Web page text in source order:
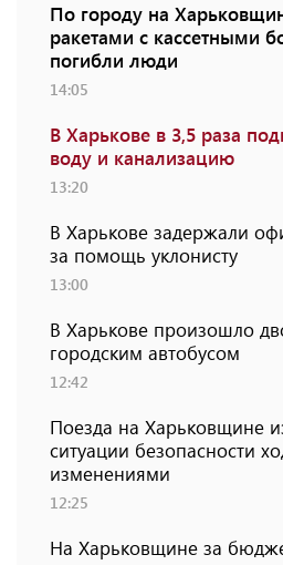
По городу на
ракетами с кассетными
погибли люди
14:05
В Харькове в 3,5 раза
воду и канализацию
13:20
В Харькове задержали
за помощь уклонисту
13:00
В Харькове произошло
городским автобусом
12:42
Поезда на Харьковщине
ситуации безопасности
изменениями
12:25
На Харьковщине за